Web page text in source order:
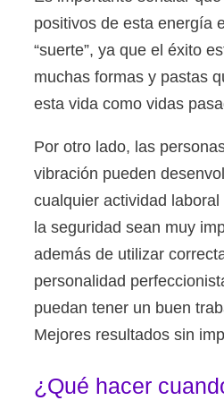
positivos de esta energía
“suerte”, ya que el éxito
muchas formas y pastas
esta vida como vidas
Por otro lado, las
vibración pueden
cualquier actividad
la seguridad sean muy
además de utilizar
personalidad
puedan tener un buen
Mejores resultados sin
¿Qué hacer